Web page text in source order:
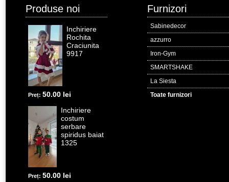
Produse noi
Inchiriere
Rochita
Craciunita
9917
Preț: 50.00 lei
Inchiriere
costum
serbare
spiridus baiat
1325
Preț: 50.00 lei
Furnizori
Sabinedecor
azzurro
Iron-Gym
SMARTSHAKE
La Siesta
Toate furnizori